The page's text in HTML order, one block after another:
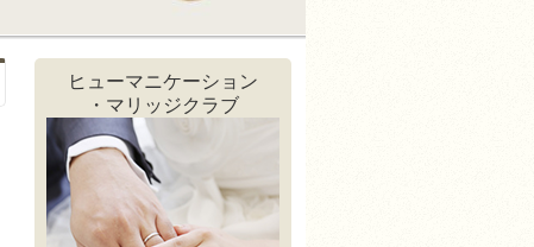
ヒューマニケーション
・マリッジクラブ